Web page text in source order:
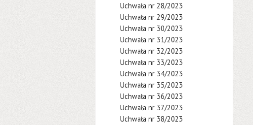
Uchwała nr 28/2023
Uchwała nr 29/2023
Uchwała nr 30/2023
Uchwała nr 31/2023
Uchwała nr 32/2023
Uchwała nr 33/2023
Uchwała nr 34/2023
Uchwała nr 35/2023
Uchwała nr 36/2023
Uchwała nr 37/2023
Uchwała nr 38/2023